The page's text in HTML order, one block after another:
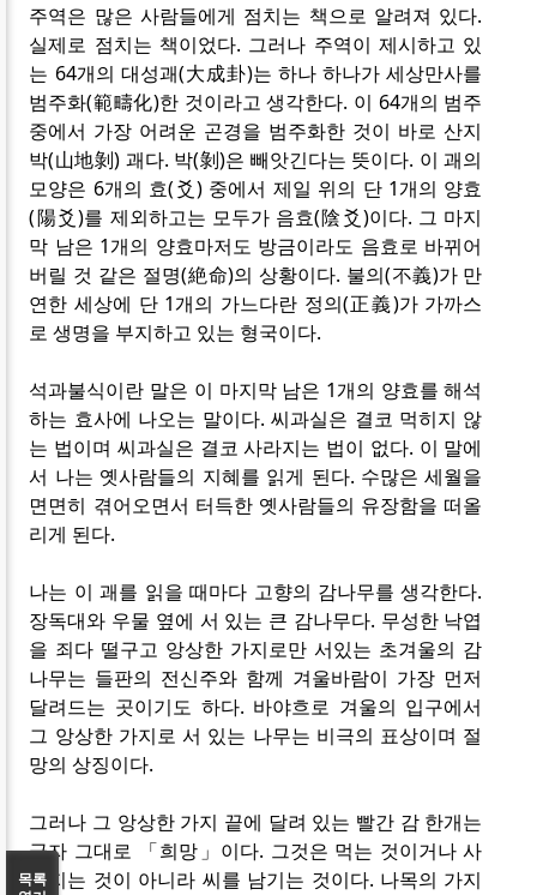
주역은 많은 사람들에게 점치는 책으로 알려져 있다.
실제로 점치는 책이었다. 그러나 주역이 제시하고 있
는 64개의 대성괘(大成卦)는 하나 하나가 세상만사를
범주화(範疇化)한 것이라고 생각한다. 이 64개의 범주
중에서 가장 어려운 곤경을 범주화한 것이 바로 산지
박(山地剝) 괘다. 박(剝)은 빼앗긴다는 뜻이다. 이 괘의
모양은 6개의 효(爻) 중에서 제일 위의 단 1개의 양효
(陽爻)를 제외하고는 모두가 음효(陰爻)이다. 그 마지
막 남은 1개의 양효마저도 방금이라도 음효로 바뀌어
버릴 것 같은 절명(絶命)의 상황이다. 불의(不義)가 만
연한 세상에 단 1개의 가느다란 정의(正義)가 가까스
로 생명을 부지하고 있는 형국이다.
석과불식이란 말은 이 마지막 남은 1개의 양효를 해석
하는 효사에 나오는 말이다. 씨과실은 결코 먹히지 않
는 법이며 씨과실은 결코 사라지는 법이 없다. 이 말에
서 나는 옛사람들의 지혜를 읽게 된다. 수많은 세월을
면면히 겪어오면서 터득한 옛사람들의 유장함을 떠올
리게 된다.
나는 이 괘를 읽을 때마다 고향의 감나무를 생각한다.
장독대와 우물 옆에 서 있는 큰 감나무다. 무성한 낙엽
을 죄다 떨구고 앙상한 가지로만 서있는 초겨울의 감
나무는 들판의 전신주와 함께 겨울바람이 가장 먼저
달려드는 곳이기도 하다. 바야흐로 겨울의 입구에서
그 앙상한 가지로 서 있는 나무는 비극의 표상이며 절
망의 상징이다.
그러나 그 앙상한 가지 끝에 달려 있는 빨간 감 한개는
글자 그대로 「희망」이다. 그것은 먹는 것이거나 사
라지는 것이 아니라 씨를 남기는 것이다. 나목의 가지
목록